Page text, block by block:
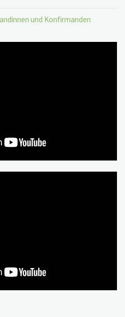
und Konfirmanden